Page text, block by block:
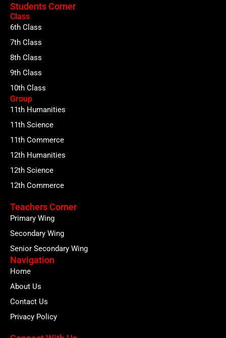
Students Corner
Class
6th Class
7th Class
8th Class
9th Class
10th Class
Group
11th Humanities
11th Science
11th Commerce
12th Humanities
12th Science
12th Commerce
Teachers Corner
Primary Wing
Secondary Wing
Senior Secondary Wing
Navigation
Home
About Us
Contact Us
Privacy Policy